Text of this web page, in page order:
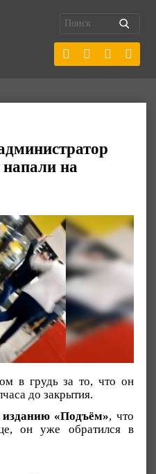
на
в грудь за то, что он
до закрытия.
изданию «Подъём», что
он уже обратился в